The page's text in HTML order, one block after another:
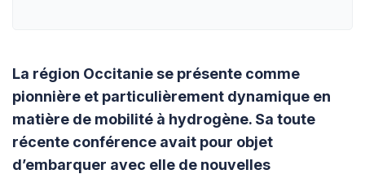
La région Occitanie se présente comme
pionnière et particulièrement dynamique en
matière de mobilité à hydrogène. Sa toute
récente conférence avait pour objet
d’embarquer avec elle de nouvelles